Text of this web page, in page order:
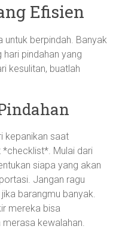
Efisien
untuk berpindah. Banyak
pindahan yang
kesulitan, buatlah
kepanikan saat
Mulai dari
siapa yang akan
Jangan ragu
barangmu banyak.
mereka bisa
merasa kewalahan.